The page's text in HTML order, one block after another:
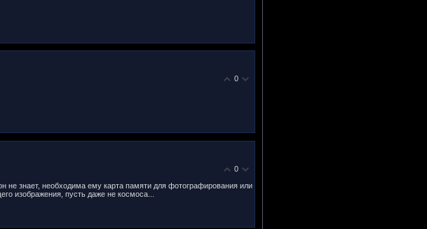
0
0
не знает, необходима ему карта памяти для фотографирования или
изображения, пусть даже не космоса...